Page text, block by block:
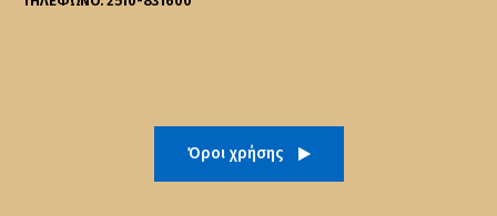
Όροι χρήσης